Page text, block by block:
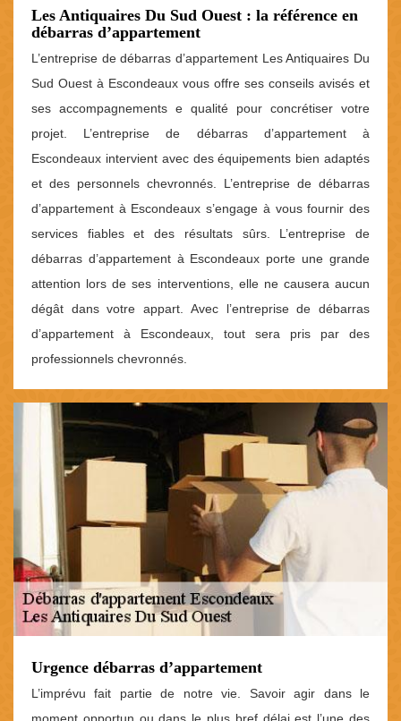
Les Antiquaires Du Sud Ouest : la référence en
débarras d’appartement
L’entreprise de débarras d’appartement Les Antiquaires Du
Sud Ouest à Escondeaux vous offre ses conseils avisés et
ses accompagnements e qualité pour concrétiser votre
projet. L’entreprise de débarras d’appartement à
Escondeaux intervient avec des équipements bien adaptés
et des personnels chevronnés. L’entreprise de débarras
d’appartement à Escondeaux s’engage à vous fournir des
services fiables et des résultats sûrs. L’entreprise de
débarras d’appartement à Escondeaux porte une grande
attention lors de ses interventions, elle ne causera aucun
dégât dans votre appart. Avec l’entreprise de débarras
d’appartement à Escondeaux, tout sera pris par des
professionnels chevronnés.
Urgence débarras d’appartement
L’imprévu fait partie de notre vie. Savoir agir dans le